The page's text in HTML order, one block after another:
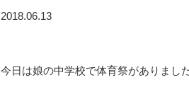
2018.06.13
今日は娘の中学校で体育祭がありまし